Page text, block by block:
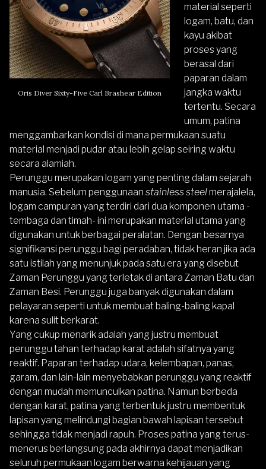
Oris Diver Sixty-Five Carl Brashear Edition
material seperti
logam, batu, dan
kayu akibat
proses yang
berasal dari
paparan dalam
jangka waktu
tertentu. Secara
umum, patina
menggambarkan kondisi di mana permukaan suatu
material menjadi pudar atau lebih gelap seiring waktu
secara alamiah.
Perunggu merupakan logam yang penting dalam sejarah
manusia. Sebelum penggunaan stainless steelmerajalela,
logam campuran yang terdiri dari dua komponen utama -
tembaga dan timah- ini merupakan material utama yang
digunakan untuk berbagai peralatan. Dengan besarnya
signifikansi perunggu bagi peradaban, tidak heran jika ada
satu istilah yang menunjuk pada satu era yang disebut
Zaman Perunggu yang terletak di antara Zaman Batu dan
Zaman Besi. Perunggu juga banyak digunakan dalam
pelayaran seperti untuk membuat baling-baling kapal
karena sulit berkarat.
Yang cukup menarik adalah yang justru membuat
perunggu tahan terhadap karat adalah sifatnya yang
reaktif. Paparan terhadap udara, kelembapan, panas,
garam, dan lain-lain menyebabkan perunggu yang reaktif
dengan mudah memunculkan patina. Namun berbeda
dengan karat, patina yang terbentuk justru membentuk
lapisan yang melindungi bagian bawah lapisan tersebut
sehingga tidak menjadi rapuh. Proses patina yang terus-
menerus berlangsung pada akhirnya dapat menjadikan
seluruh permukaan logam berwarna kehijauan yang